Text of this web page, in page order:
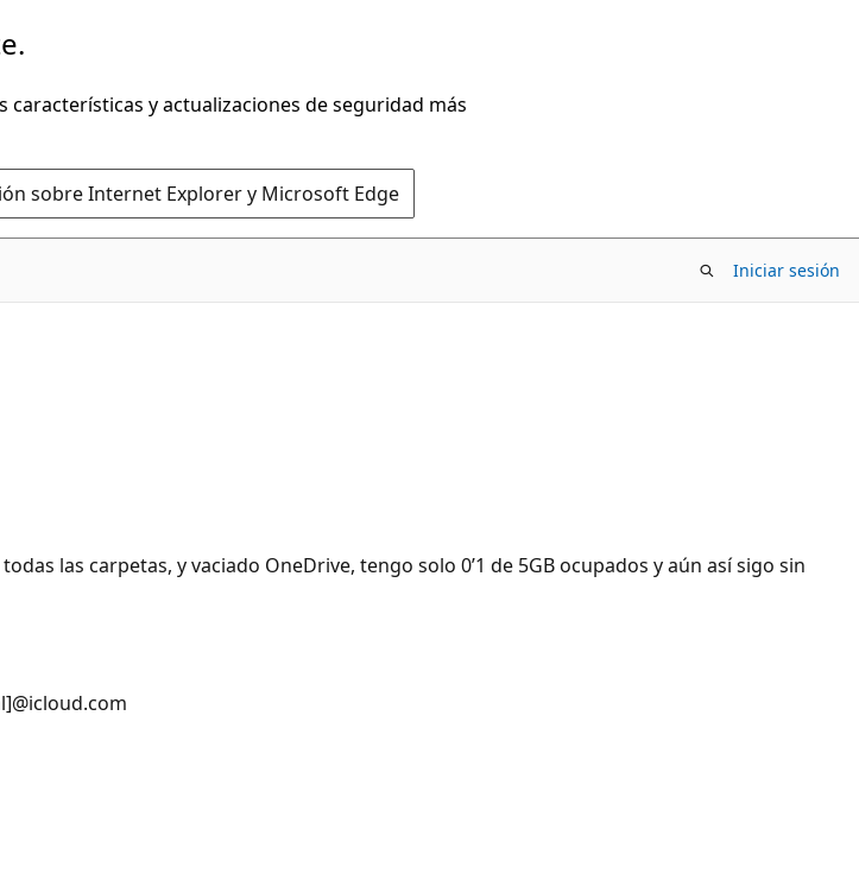
y actualizaciones de seguridad más
sobre Internet Explorer y Microsoft Edge
Iniciar sesión
las carpetas, y vaciado OneDrive, tengo solo 0’1 de 5GB ocupados y aún así sigo sin